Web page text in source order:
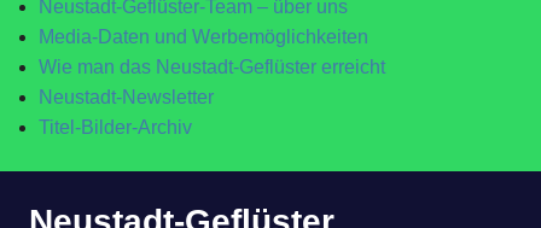
Neustadt-Geflüster-Team – über uns
Media-Daten und Werbemöglichkeiten
Wie man das Neustadt-Geflüster erreicht
Neustadt-Newsletter
Titel-Bilder-Archiv
Inhalt